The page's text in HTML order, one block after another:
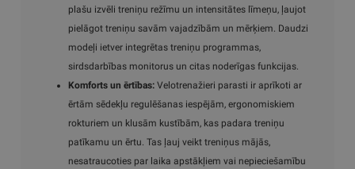
plašu izvēli treniņu režīmu un intensitātes līmeņu, ļaujot
pielāgot treniņu savām vajadzībām un mērķiem. Daudzi
modeļi ietver integrētas treniņu programmas,
sirdsdarbības monitorus un citas noderīgas funkcijas.
Komforts un ērtības:Velotrenažieri parasti ir aprīkoti ar
ērtām sēdekļu regulēšanas iespējām, ergonomiskiem
rokturiem un klusām kustībām, kas padara treniņu
patīkamu un ērtu. Tas ļauj veikt treniņus mājās,
nesatraucoties par laika apstākļiem vai nepieciešamību